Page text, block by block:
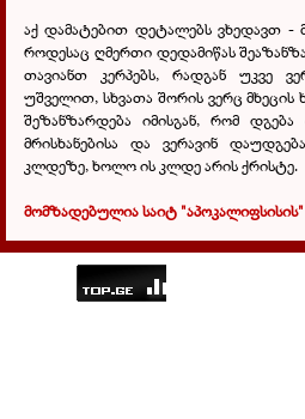
აქ დამატებით დეტალებს ვხედავთ -
როდესაც ღმერთი დედამიწას
თავიანთ კერპებს, რადგან უკვე
უშველით, სხვათა შორის ვერც
შეზანზარდება იმისგან, რომ
მრისხანებისა და ვერავინ
კლდეზე, ხოლო ის კლდე არის ქრისტე.
მომზადებულია საიტ "აპოკალიფსისის"